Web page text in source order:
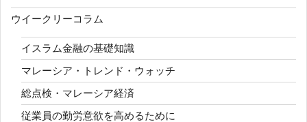
ウイークリーコラム
イスラム金融の基礎知識
マレーシア・トレンド・ウォッチ
総点検・マレーシア経済
従業員の勤労意欲を高めるために